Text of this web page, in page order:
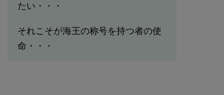
たい・・・
それこそが海王の称号を持つ者の使
命・・・